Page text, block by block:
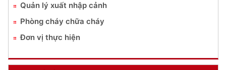
Quản lý xuất nhập cảnh
Phòng cháy chữa cháy
Đơn vị thực hiện